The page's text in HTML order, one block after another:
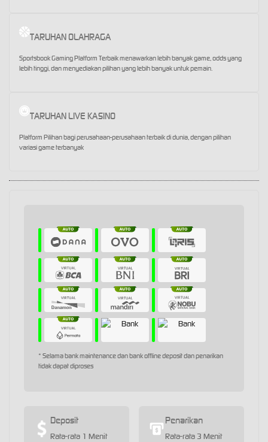
TARUHAN OLAHRAGA
Sportsbook Gaming Platform Terbaik menawarkan lebih banyak game, odds yang
lebih tinggi, dan menyediakan pilihan yang lebih banyak untuk pemain.
TARUHAN LIVE KASINO
Platform Pilihan bagi perusahaan-perusahaan terbaik di dunia, dengan pilihan
variasi game terbanyak
* Selama bank maintenance dan bank offline deposit dan penarikan
tidak dapat diproses
Deposit
Rata-rata 1 Menit
Penarikan
Rata-rata 3 Menit